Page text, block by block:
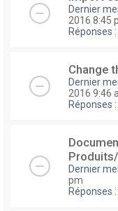
Dernier
2016 8:45
Réponses :
Change
Dernier
2016 9:46
Réponses :
Dernier
pm
Réponses :